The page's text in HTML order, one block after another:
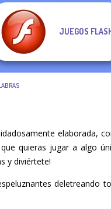
JUEGOS
elaborada,
quieras jugar a algo
y diviértete!
deletreando